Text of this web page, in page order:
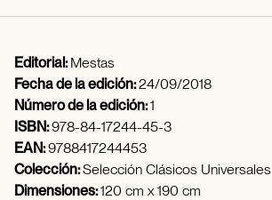
Editorial:Mestas
Fecha de la edición:24/09/2018
Número de la edición:1
ISBN:978-84-17244-45-3
EAN:9788417244453
Colección:Selección Clásicos Universales
Dimensiones:120 cm x 190 cm